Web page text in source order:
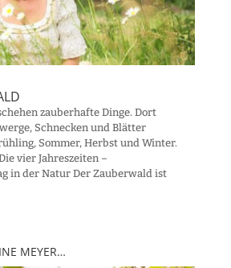
zauberhafte Dinge. Dort
Schnecken und Blätter
Sommer, Herbst und Winter.
vier Jahreszeiten –
in der Natur Der Zauberwald ist
MEYER…